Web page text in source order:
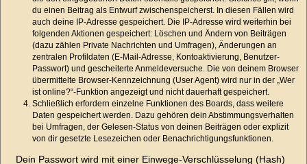
du einen Beitrag als Entwurf zwischenspeicherst. In diesen Fällen wird
auch deine IP-Adresse gespeichert. Die IP-Adresse wird weiterhin bei
folgenden Aktionen gespeichert: Löschen und Ändern von Beiträgen
(dazu zählen Private Nachrichten und Umfragen), Änderungen an
zentralen Profildaten (E-Mail-Adresse, Kontoaktivierung, Benutzer-
Passwort) und gescheiterte Anmeldeversuche. Die von deinem Browser
übermittelte Browser-Kennzeichnung (User Agent) wird nur in der „Wer
ist online?“-Funktion angezeigt und nicht dauerhaft gespeichert.
Schließlich erfordern einzelne Funktionen des Boards, dass weitere
Daten gespeichert werden. Dazu gehören dein Abstimmungsverhalten
bei Umfragen, der Gelesen-Status von deinen Beiträgen oder explizit
von dir gesetzte Lesezeichen oder Benachrichtigungsfunktionen.
Dein Passwort wird mit einer Einwege-Verschlüsselung (Hash)